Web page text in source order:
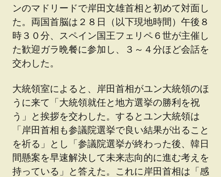
ンのマドリードで岸田文雄首相と初めて対面し
た。両国首脳は２８日（以下現地時間）午後８
時３０分、スペイン国王フェリペ６世が主催し
た歓迎ガラ晩餐に参加し、３～４分ほど会話を
交わした。
大統領室によると、岸田首相がユン大統領のほ
うに来て「大統領就任と地方選挙の勝利を祝
う」と挨拶を交わした。するとユン大統領は
「岸田首相も参議院選挙で良い結果が出ること
を祈る」とし「参議院選挙が終わった後、韓日
間懸案を早速解決して未来志向的に進む考えを
持っている」と答えた。これに岸田首相は「感